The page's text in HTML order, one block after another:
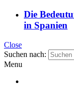
Die
in Spanien
Close
Suchen nach:
Menu